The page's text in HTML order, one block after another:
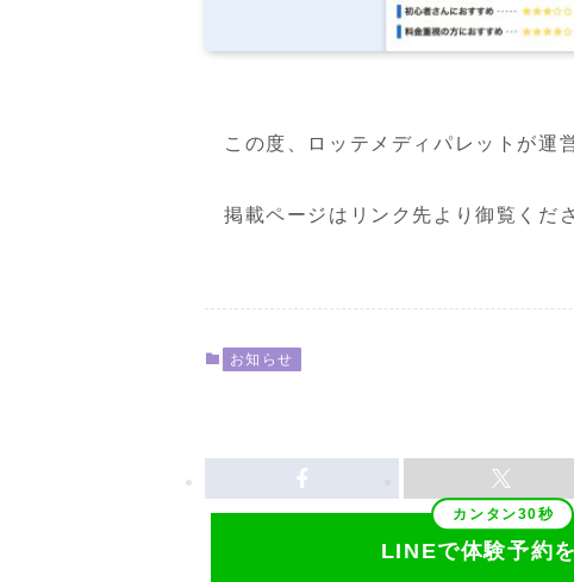
この度、ロッテメディパレットが運
掲載ページはリンク先より御覧くだ
お知らせ
LINEで体験予約